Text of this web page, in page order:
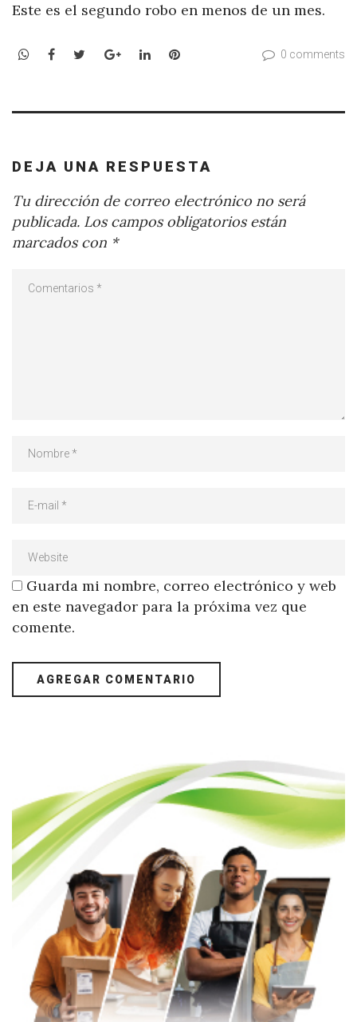
Este es el segundo robo en menos de un mes.
WhatsApp
Facebook
TwitterGoogle+LinkedInPinterest 0 comments
DEJA UNA RESPUESTA
Tu dirección de correo electrónico no será
publicada. Los campos obligatorios están
marcados con *
Guarda mi nombre, correo electrónico y web
en este navegador para la próxima vez que
comente.